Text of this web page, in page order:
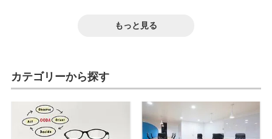
もっと見る
集中
集中
室ブース・集中ブース12選
め!試座のおすすめスポット
【2026年版】プロ監修!長時間座っても疲れ
にくいオフィスチェア24選
カテゴリーから探す